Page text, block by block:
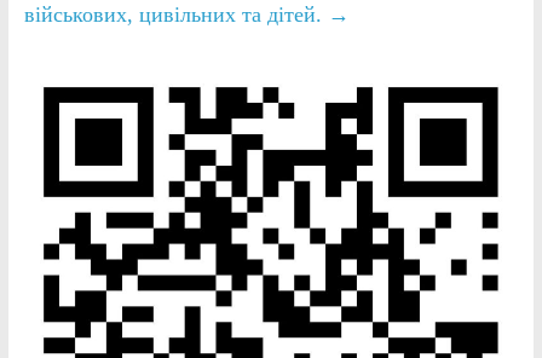
військових, цивільних та дітей. →